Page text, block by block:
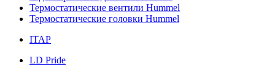
Термостатические вентили Hummel
Термостатические головки Hummel
ITAP
LD Pride